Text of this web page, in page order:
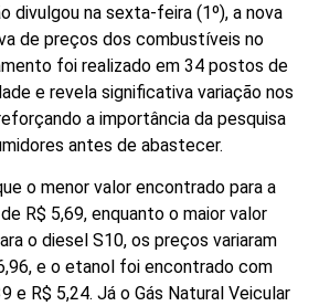
divulgou na sexta-feira (1º), a nova
de preços dos combustíveis no
foi realizado em 34 postos de
e revela significativa variação nos
a importância da pesquisa
antes de abastecer.
o menor valor encontrado para a
R$ 5,69, enquanto o maior valor
o diesel S10, os preços variaram
e o etanol foi encontrado com
e R$ 5,24. Já o Gás Natural Veicular